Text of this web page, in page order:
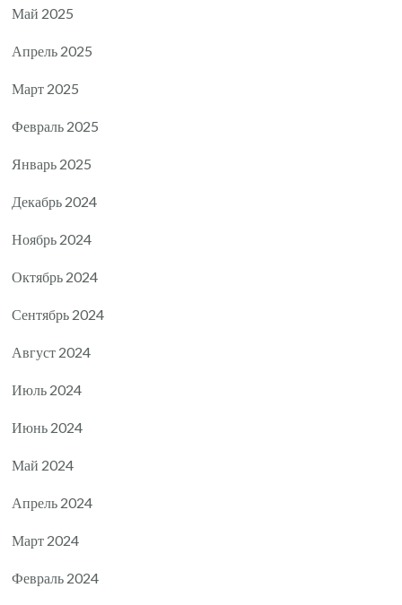
Май 2025
Апрель 2025
Март 2025
Февраль 2025
Январь 2025
Декабрь 2024
Ноябрь 2024
Октябрь 2024
Сентябрь 2024
Август 2024
Июль 2024
Июнь 2024
Май 2024
Апрель 2024
Март 2024
Февраль 2024